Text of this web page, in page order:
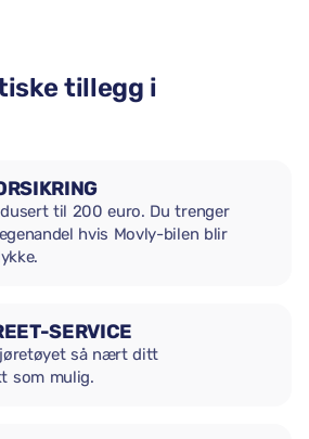
tillegg i
til 200 euro. Du trenger
hvis Movly-bilen blir
SERVICE
så nært ditt
som mulig.